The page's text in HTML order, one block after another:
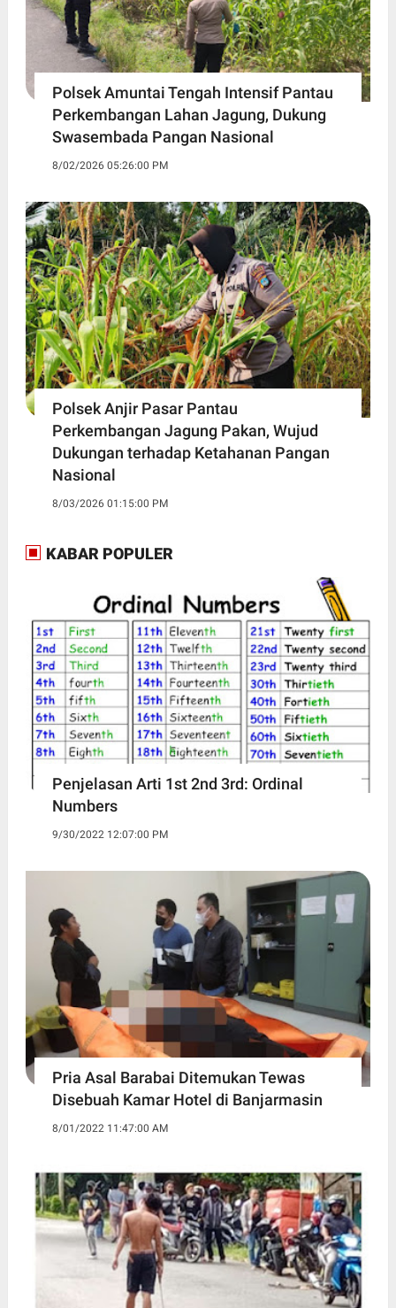
Polsek Amuntai Tengah Intensif Pantau
Perkembangan Lahan Jagung, Dukung
Swasembada Pangan Nasional
8/02/2026 05:26:00 PM
Polsek Anjir Pasar Pantau
Perkembangan Jagung Pakan, Wujud
Dukungan terhadap Ketahanan Pangan
Nasional
8/03/2026 01:15:00 PM
KABAR POPULER
Penjelasan Arti 1st 2nd 3rd: Ordinal
Numbers
9/30/2022 12:07:00 PM
Pria Asal Barabai Ditemukan Tewas
Disebuah Kamar Hotel di Banjarmasin
8/01/2022 11:47:00 AM